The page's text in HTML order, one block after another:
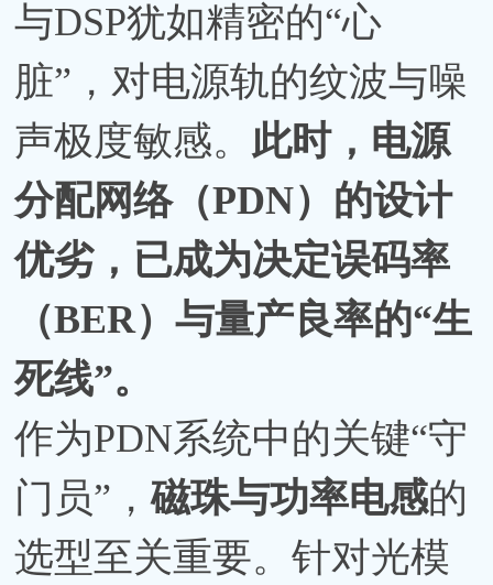
与DSP犹如精密的“心
脏”，对电源轨的纹波与噪
声极度敏感。此时，电源
分配网络（PDN）的设计
优劣，已成为决定误码率
（BER）与量产良率的“生
死线”。
作为PDN系统中的关键“守
门员”，磁珠与功率电感的
选型至关重要。针对光模